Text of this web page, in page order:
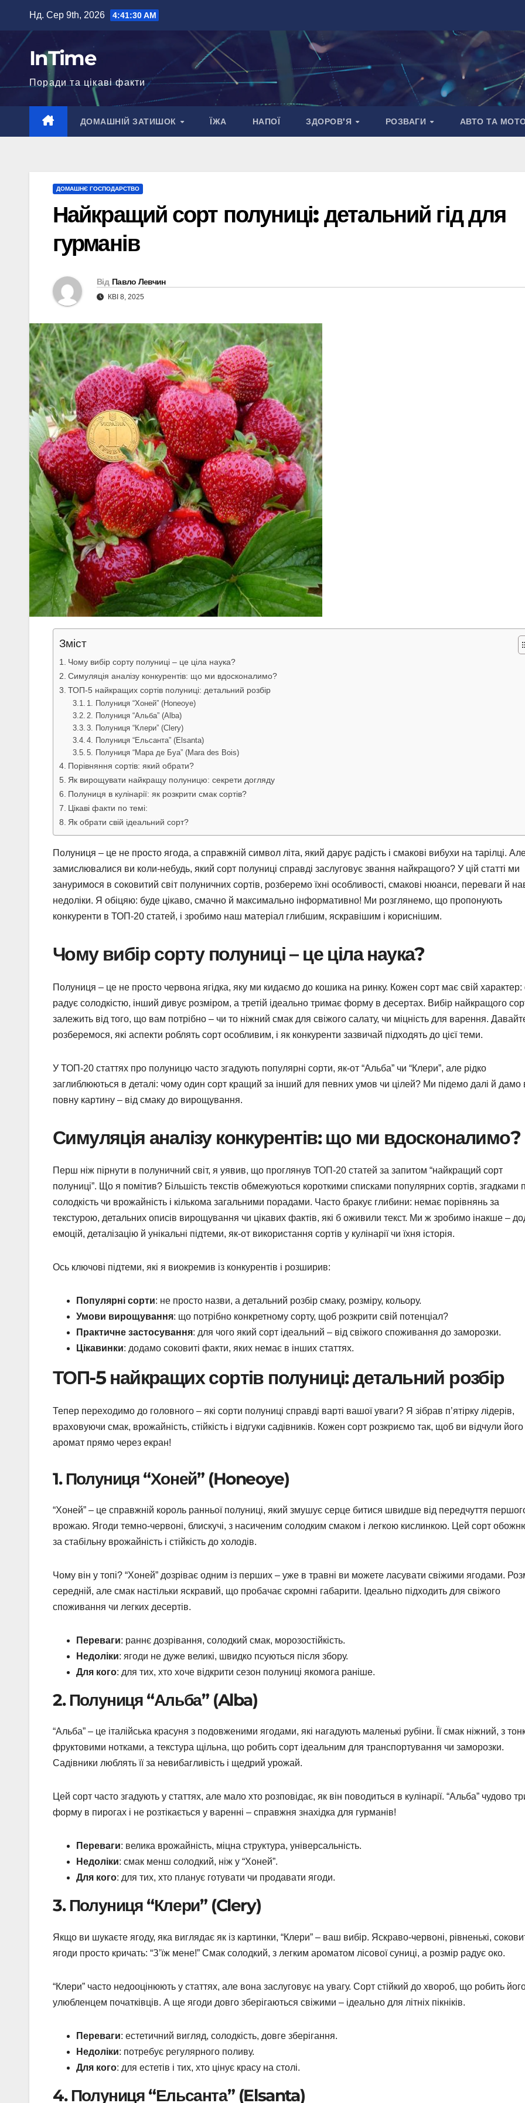
вмісту
Нд. Сер 9th, 2026 4:41:31 AM
InTime
Поради та цікаві факти
ДОМАШНІЙ ЗАТИШОК ЇЖА НАПОЇ ЗДОРОВ’Я РОЗВАГИ АВТО ТА
ДОМАШНЄ ГОСПОДАРСТВО
Найкращий сорт полуниці: детальний гід для
гурманів
Від Павло Левчин
КВІ 8, 2025
Зміст
Чому вибір сорту полуниці – це ціла наука?
Симуляція аналізу конкурентів: що ми вдосконалимо?
ТОП-5 найкращих сортів полуниці: детальний розбір
1. Полуниця “Хоней” (Honeoye)
2. Полуниця “Альба” (Alba)
3. Полуниця “Клери” (Clery)
4. Полуниця “Ельсанта” (Elsanta)
5. Полуниця “Мара де Буа” (Mara des Bois)
Порівняння сортів: який обрати?
Як вирощувати найкращу полуницю: секрети догляду
Полуниця в кулінарії: як розкрити смак сортів?
Цікаві факти по темі:
Як обрати свій ідеальний сорт?
Полуниця – це не просто ягода, а справжній символ літа, який дарує радість і смакові вибухи на тарілці.
замислювалися ви коли-небудь, який сорт полуниці справді заслуговує звання найкращого? У цій статті ми
зануримося в соковитий світ полуничних сортів, розберемо їхні особливості, смакові нюанси, переваги й
недоліки. Я обіцяю: буде цікаво, смачно й максимально інформативно! Ми розглянемо, що пропонують
конкуренти в ТОП-20 статей, і зробимо наш матеріал глибшим, яскравішим і кориснішим.
Чому вибір сорту полуниці – це ціла наука?
Полуниця – це не просто червона ягідка, яку ми кидаємо до кошика на ринку. Кожен сорт має свій характер:
радує солодкістю, інший дивує розміром, а третій ідеально тримає форму в десертах. Вибір найкращого
залежить від того, що вам потрібно – чи то ніжний смак для свіжого салату, чи міцність для варення.
розберемося, які аспекти роблять сорт особливим, і як конкуренти зазвичай підходять до цієї теми.
У ТОП-20 статтях про полуницю часто згадують популярні сорти, як-от “Альба” чи “Клери”, але рідко
заглиблюються в деталі: чому один сорт кращий за інший для певних умов чи цілей? Ми підемо далі й дамо
повну картину – від смаку до вирощування.
Симуляція аналізу конкурентів: що ми вдосконалимо?
Перш ніж пірнути в полуничний світ, я уявив, що проглянув ТОП-20 статей за запитом “найкращий сорт
полуниці”. Що я помітив? Більшість текстів обмежуються короткими списками популярних сортів, згадками
солодкість чи врожайність і кількома загальними порадами. Часто бракує глибини: немає порівнянь за
текстурою, детальних описів вирощування чи цікавих фактів, які б оживили текст. Ми ж зробимо інакше –
емоцій, деталізацію й унікальні підтеми, як-от використання сортів у кулінарії чи їхня історія.
Ось ключові підтеми, які я виокремив із конкурентів і розширив:
Популярні сорти: не просто назви, а детальний розбір смаку, розміру, кольору.
Умови вирощування: що потрібно конкретному сорту, щоб розкрити свій потенціал?
Практичне застосування: для чого який сорт ідеальний – від свіжого споживання до заморозки.
Цікавинки: додамо соковиті факти, яких немає в інших статтях.
ТОП-5 найкращих сортів полуниці: детальний розбір
Тепер переходимо до головного – які сорти полуниці справді варті вашої уваги? Я зібрав п’ятірку лідерів,
враховуючи смак, врожайність, стійкість і відгуки садівників. Кожен сорт розкриємо так, щоб ви відчули його
аромат прямо через екран!
1. Полуниця “Хоней” (Honeoye)
“Хоней” – це справжній король ранньої полуниці, який змушує серце битися швидше від передчуття
врожаю. Ягоди темно-червоні, блискучі, з насиченим солодким смаком і легкою кислинкою. Цей сорт
за стабільну врожайність і стійкість до холодів.
Чому він у топі? “Хоней” дозріває одним із перших – уже в травні ви можете ласувати свіжими ягодами.
середній, але смак настільки яскравий, що пробачає скромні габарити. Ідеально підходить для свіжого
споживання чи легких десертів.
Переваги: раннє дозрівання, солодкий смак, морозостійкість.
Недоліки: ягоди не дуже великі, швидко псуються після збору.
Для кого: для тих, хто хоче відкрити сезон полуниці якомога раніше.
2. Полуниця “Альба” (Alba)
“Альба” – це італійська красуня з подовженими ягодами, які нагадують маленькі рубіни. Її смак ніжний, з
фруктовими нотками, а текстура щільна, що робить сорт ідеальним для транспортування чи заморозки.
Садівники люблять її за невибагливість і щедрий урожай.
Цей сорт часто згадують у статтях, але мало хто розповідає, як він поводиться в кулінарії. “Альба” чудово
форму в пирогах і не розтікається у варенні – справжня знахідка для гурманів!
Переваги: велика врожайність, міцна структура, універсальність.
Недоліки: смак менш солодкий, ніж у “Хоней”.
Для кого: для тих, хто планує готувати чи продавати ягоди.
3. Полуниця “Клери” (Clery)
Якщо ви шукаєте ягоду, яка виглядає як із картинки, “Клери” – ваш вибір. Яскраво-червоні, рівненькі,
ягоди просто кричать: “З’їж мене!” Смак солодкий, з легким ароматом лісової суниці, а розмір радує око.
“Клери” часто недооцінюють у статтях, але вона заслуговує на увагу. Сорт стійкий до хвороб, що робить
улюбленцем початківців. А ще ягоди довго зберігаються свіжими – ідеально для літніх пікніків.
Переваги: естетичний вигляд, солодкість, довге зберігання.
Недоліки: потребує регулярного поливу.
Для кого: для естетів і тих, хто цінує красу на столі.
4. Полуниця “Ельсанта” (Elsanta)